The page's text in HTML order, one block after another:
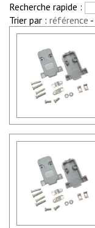
Trier par : référence -
Recherche rapide :